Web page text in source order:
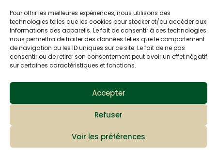
Pour offrir les meilleures expériences, nous utilisons des
technologies telles que les cookies pour stocker et/ou accéder aux
informations des appareils. Le fait de consentir à ces technologies
nous permettra de traiter des données telles que le comportement
de navigation ou les ID uniques sur ce site. Le fait de ne pas
consentir ou de retirer son consentement peut avoir un effet négatif
sur certaines caractéristiques et fonctions.
Accepter
Refuser
Voir les préférences
Made with love byAltimax